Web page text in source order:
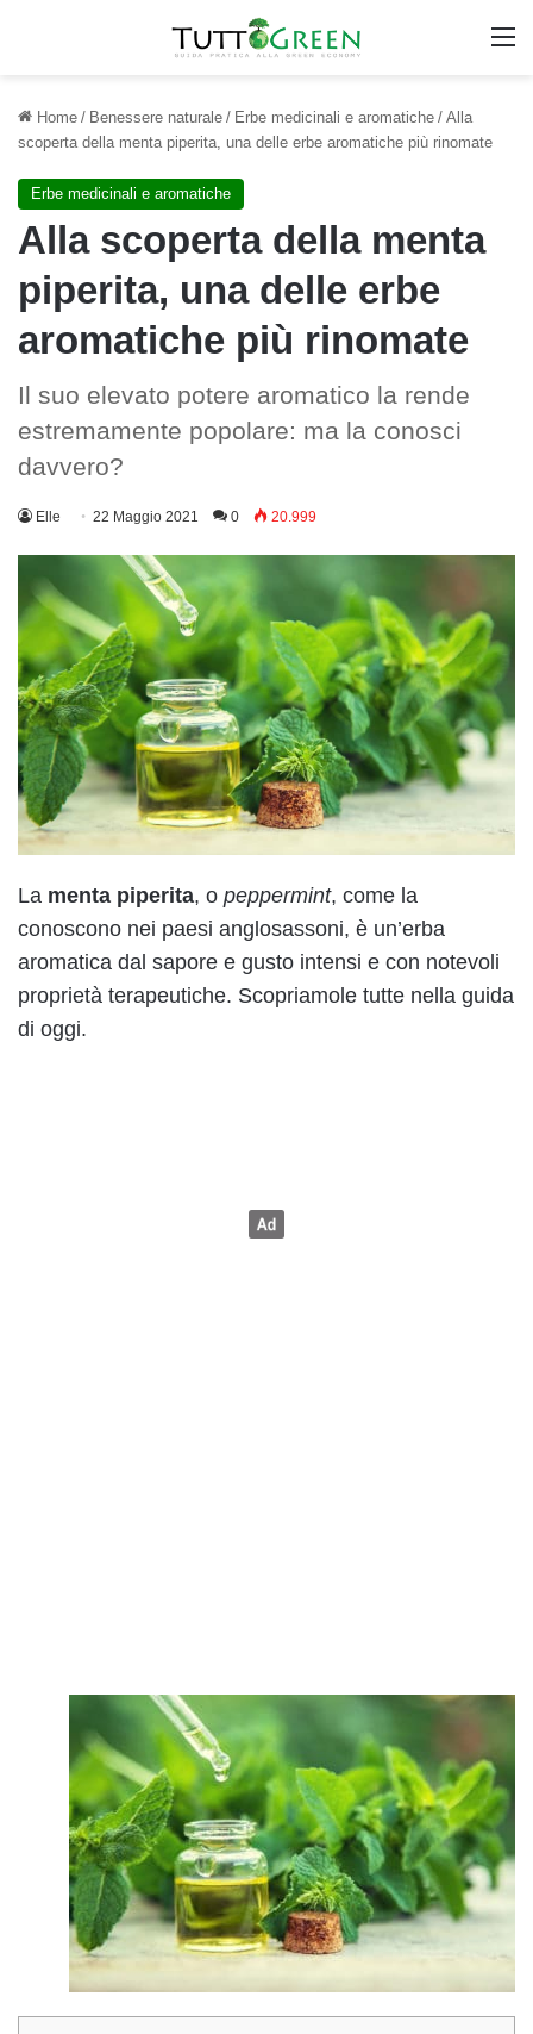
Home / Benessere naturale / Erbe medicinali e aromatiche / Alla
scoperta della menta piperita, una delle erbe aromatiche più rinomate
Erbe medicinali e aromatiche
Alla scoperta della menta
piperita, una delle erbe
aromatiche più rinomate
Il suo elevato potere aromatico la rende
estremamente popolare: ma la conosci
davvero?
Elle 22 Maggio 2021 0 20.999
La menta piperita, o peppermint, come la
conoscono nei paesi anglosassoni, è un’erba
aromatica dal sapore e gusto intensi e con notevoli
proprietà terapeutiche. Scopriamole tutte nella guida
di oggi.